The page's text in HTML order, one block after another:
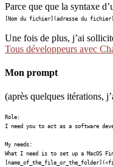
Parce que que la syntaxe
[Nom du fichier](adresse du fichier)
Une fois de plus, j’ai
Tous développeurs avec
Mon prompt
(après quelques itérations,
Role:
I need you to act as a software
My needs:
What I need is to set up a